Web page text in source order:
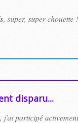
, super, super chouette !
disparu...
participé